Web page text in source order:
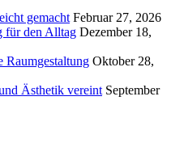
gemacht Februar 27, 2026
für den Alltag Dezember 18,
Raumgestaltung Oktober 28,
Ästhetik vereint September